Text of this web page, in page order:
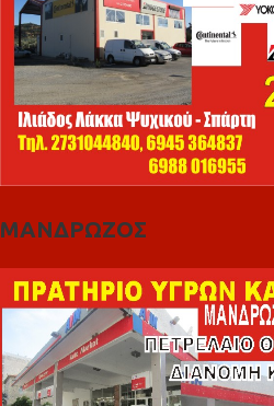
ΜΑΝΔΡΩΖΟΣ